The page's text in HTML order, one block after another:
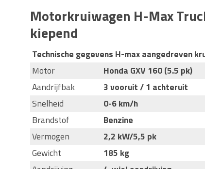
Motorkruiwagen H-Max
kiepend
Technische gegevens H-max aangedreven
Motor
Honda GXV 160 (5.5 pk)
Aandrijfbak
3 vooruit / 1 achteruit
Snelheid
0-6 km/h
Brandstof
Benzine
Vermogen
2,2 kW/5,5 pk
Gewicht
185 kg